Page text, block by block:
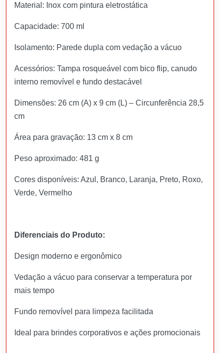
Material: Inox com pintura eletrostática
Capacidade: 700 ml
Isolamento: Parede dupla com vedação a vácuo
Acessórios: Tampa rosqueável com bico flip, canudo
interno removível e fundo destacável
Dimensões: 26 cm (A) x 9 cm (L) – Circunferência 28,5
cm
Área para gravação: 13 cm x 8 cm
Peso aproximado: 481 g
Cores disponíveis: Azul, Branco, Laranja, Preto, Roxo,
Verde, Vermelho
Diferenciais do Produto:
Design moderno e ergonômico
Vedação a vácuo para conservar a temperatura por
mais tempo
Fundo removível para limpeza facilitada
Ideal para brindes corporativos e ações promocionais